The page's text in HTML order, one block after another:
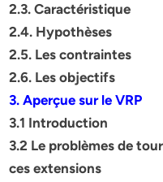
2.3. Caractéristique
2.4. Hypothèses
2.5. Les contraintes
2.6. Les objectifs
3. Aperçue sur le VRP
3.1 Introduction
3.2 Le problèmes de
ces extensions